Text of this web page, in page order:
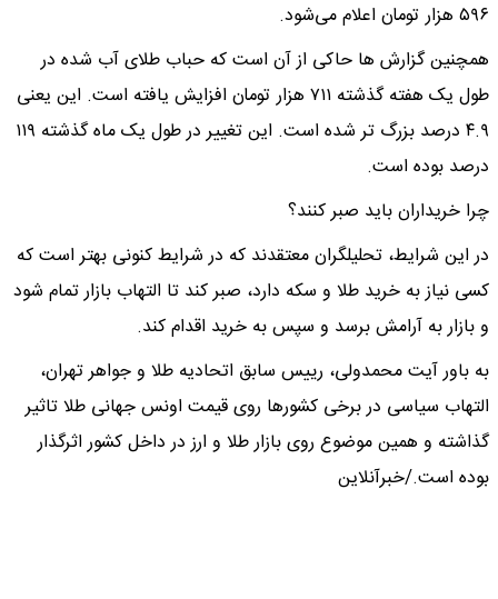
۵۹۶ هزار تومان اعلام می‌شود.
همچنین گزارش ها حاکی از آن است که حباب طلای آب شده در
طول یک هفته گذشته ۷۱۱ هزار تومان افزایش یافته است. این یعنی
۴.۹ درصد بزرگ تر شده است. این تغییر در طول یک ماه گذشته ۱۱۹
درصد بوده است.
چرا خریداران باید صبر کنند؟
در این شرایط، تحلیلگران معتقدند که در شرایط کنونی بهتر است که
کسی نیاز به خرید طلا و سکه دارد، صبر کند تا التهاب بازار تمام شود
و بازار به آرامش برسد و سپس به خرید اقدام کند.
به باور آیت محمدولی، رییس سابق اتحادیه طلا و جواهر تهران،
التهاب سیاسی در برخی کشورها روی قیمت اونس جهانی طلا تاثیر
گذاشته و همین موضوع روی بازار طلا و ارز در داخل کشور اثرگذار
بوده است./خبرآنلاین